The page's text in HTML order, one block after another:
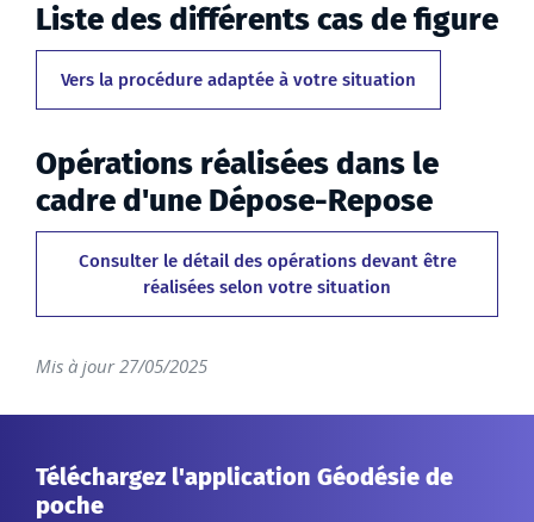
Liste des différents cas de figure
Vers la procédure adaptée à votre situation
Opérations réalisées dans le
cadre d'une Dépose-Repose
Consulter le détail des opérations devant être
réalisées selon votre situation
Mis à jour 27/05/2025
Téléchargez l'application Géodésie de
poche